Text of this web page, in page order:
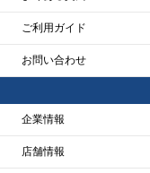
ご利用ガイド
お問い合わせ
企業情報
店舗情報